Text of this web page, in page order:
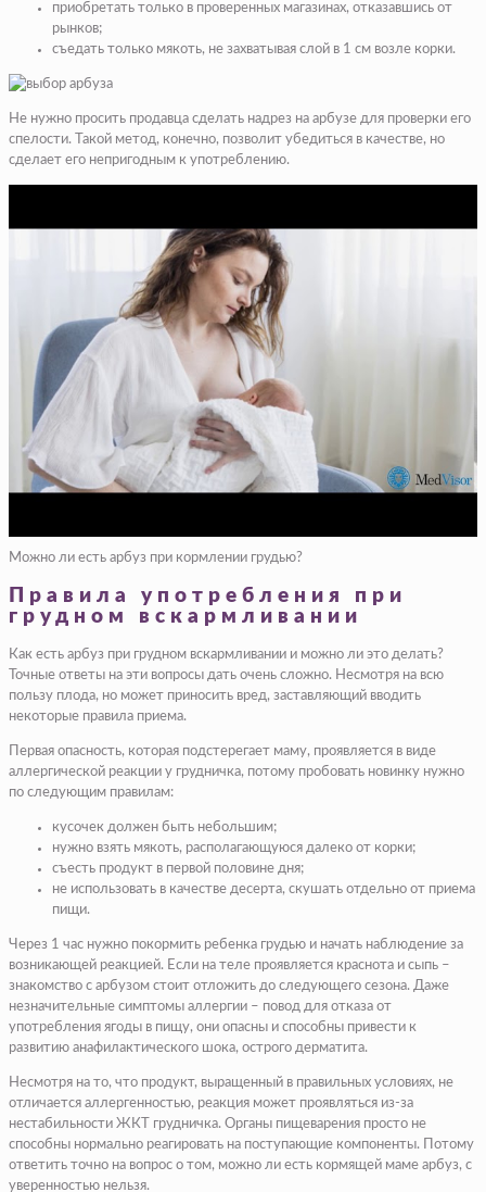
приобретать только в проверенных магазинах, отказавшись от
рынков;
съедать только мякоть, не захватывая слой в 1 см возле корки.
Не нужно просить продавца сделать надрез на арбузе для проверки его
спелости. Такой метод, конечно, позволит убедиться в качестве, но
сделает его непригодным к употреблению.
Можно ли есть арбуз при кормлении грудью?
Правила употребления при
грудном вскармливании
Как есть арбуз при грудном вскармливании и можно ли это делать?
Точные ответы на эти вопросы дать очень сложно. Несмотря на всю
пользу плода, но может приносить вред, заставляющий вводить
некоторые правила приема.
Первая опасность, которая подстерегает маму, проявляется в виде
аллергической реакции у грудничка, потому пробовать новинку нужно
по следующим правилам:
кусочек должен быть небольшим;
нужно взять мякоть, располагающуюся далеко от корки;
съесть продукт в первой половине дня;
не использовать в качестве десерта, скушать отдельно от приема
пищи.
Через 1 час нужно покормить ребенка грудью и начать наблюдение за
возникающей реакцией. Если на теле проявляется краснота и сыпь –
знакомство с арбузом стоит отложить до следующего сезона. Даже
незначительные симптомы аллергии – повод для отказа от
употребления ягоды в пищу, они опасны и способны привести к
развитию анафилактического шока, острого дерматита.
Несмотря на то, что продукт, выращенный в правильных условиях, не
отличается аллергенностью, реакция может проявляться из-за
нестабильности ЖКТ грудничка. Органы пищеварения просто не
способны нормально реагировать на поступающие компоненты. Потому
ответить точно на вопрос о том, можно ли есть кормящей маме арбуз, с
уверенностью нельзя.